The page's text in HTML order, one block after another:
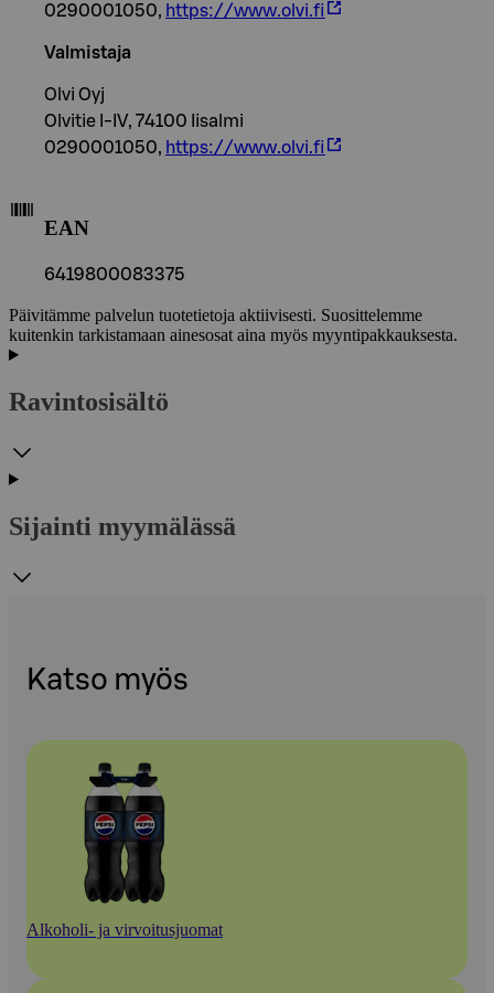
0290001050, https://www.olvi.fi
Valmistaja
Olvi Oyj
Olvitie I-IV, 74100 Iisalmi
0290001050, https://www.olvi.fi
EAN
6419800083375
Päivitämme palvelun tuotetietoja aktiivisesti. Suosittelemme
kuitenkin tarkistamaan ainesosat aina myös myyntipakkauksesta.
Ravintosisältö
Sijainti myymälässä
Katso myös
Alkoholi- ja virvoitusjuomat